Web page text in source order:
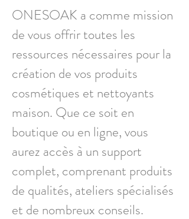
ONESOAK a comme mission
de vous offrir toutes les
ressources nécessaires pour la
création de vos produits
cosmétiques et nettoyants
maison. Que ce soit en
boutique ou en ligne, vous
aurez accès à un support
complet, comprenant produits
de qualités, ateliers spécialisés
et de nombreux conseils.